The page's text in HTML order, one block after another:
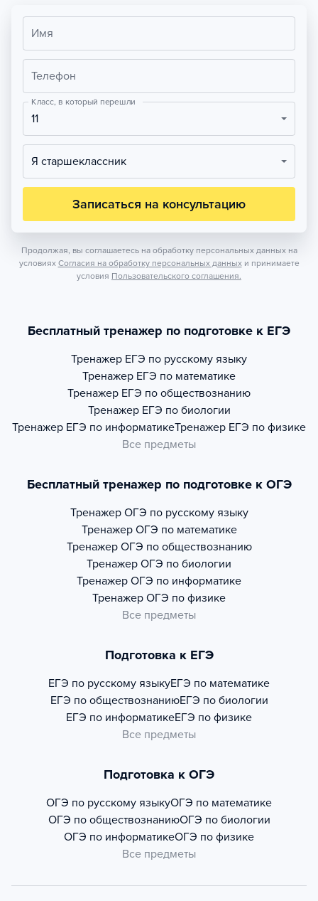
Имя
Телефон
Класс, в который перешли
11
Я старшеклассник
Записаться на консультацию
Продолжая, вы соглашаетесь на обработку персональных данных на
условиях Согласия на обработку персональных данных и принимаете
условия Пользовательского соглашения.
Бесплатный тренажер по подготовке к ЕГЭ
Тренажер ЕГЭ по русскому языку
Тренажер ЕГЭ по математике
Тренажер ЕГЭ по обществознанию
Тренажер ЕГЭ по биологии
Тренажер ЕГЭ по информатикеТренажер ЕГЭ по физике
Все предметы
Бесплатный тренажер по подготовке к ОГЭ
Тренажер ОГЭ по русскому языку
Тренажер ОГЭ по математике
Тренажер ОГЭ по обществознанию
Тренажер ОГЭ по биологии
Тренажер ОГЭ по информатике
Тренажер ОГЭ по физике
Все предметы
Подготовка к ЕГЭ
ЕГЭ по русскому языкуЕГЭ по математике
ЕГЭ по обществознаниюЕГЭ по биологии
ЕГЭ по информатикеЕГЭ по физике
Все предметы
Подготовка к ОГЭ
ОГЭ по русскому языкуОГЭ по математике
ОГЭ по обществознаниюОГЭ по биологии
ОГЭ по информатикеОГЭ по физике
Все предметы